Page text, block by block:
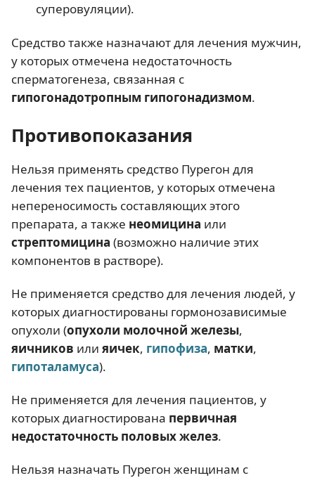
суперовуляции).
Средство также назначают для лечения мужчин,
у которых отмечена недостаточность
сперматогенеза, связанная с
гипогонадотропным гипогонадизмом.
Противопоказания
Нельзя применять средство Пурегон для
лечения тех пациентов, у которых отмечена
непереносимость составляющих этого
препарата, а также неомицина или
стрептомицина (возможно наличие этих
компонентов в растворе).
Не применяется средство для лечения людей, у
которых диагностированы гормонозависимые
опухоли (опухоли молочной железы,
яичников или яичек, гипофиза, матки,
гипоталамуса).
Не применяется для лечения пациентов, у
которых диагностирована первичная
недостаточность половых желез.
Нельзя назначать Пурегон женщинам с